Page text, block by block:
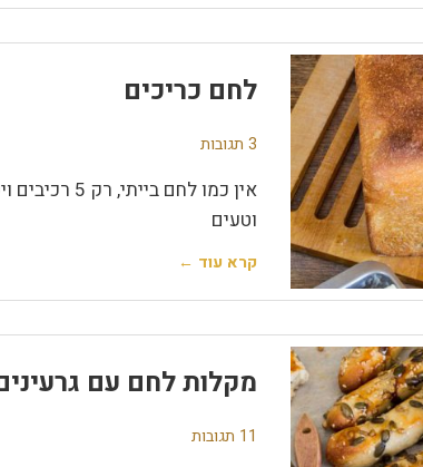
לחם כריכים
3 תגובות
אין כמו לחם
וטעים
קרא עוד ←
מקלות לחם עם
11 תגובות